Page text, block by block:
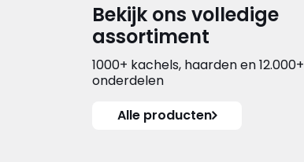
Bekijk ons volledige
assortiment
1000+ kachels, haarden en 12.000+
onderdelen
Alle producten